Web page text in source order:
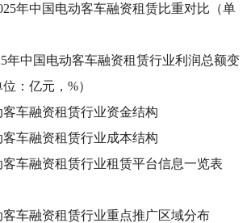
年中国电动客车融资租赁比重对比（单
年中国电动客车融资租赁行业利润总额变
：亿元，%）
客车融资租赁行业资金结构
客车融资租赁行业成本结构
客车融资租赁行业租赁平台信息一览表
客车融资租赁行业重点推广区域分布